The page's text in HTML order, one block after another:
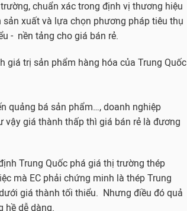
chuẩn xác trong định vị thương hiệu
xuất và lựa chọn phương pháp tiêu thụ
- nền tảng cho giá bán rẻ.
giá trị sản phẩm hàng hóa của Trung Quốc
quảng bá sản phẩm…, doanh nghiệp
vậy giá thành thấp thì giá bán rẻ là đương
Trung Quốc phá giá thị trường thép
mà EC phải chứng minh là thép Trung
giá thành tối thiểu. Nhưng điều đó quả
hề dễ dàng.